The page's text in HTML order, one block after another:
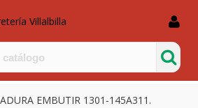
EMBUTIR 1301-145A311.